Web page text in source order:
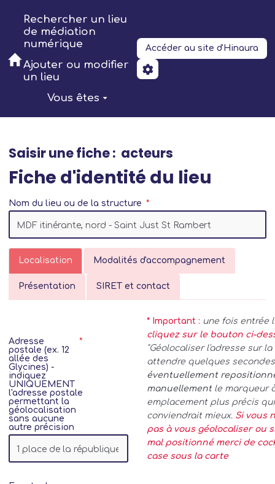
Aller au contenu principal
Rechercher un lieu
de médiation
numérique
Ajouter ou modifier
un lieu
Vous êtes
Accéder au site d'Hinaura
Saisir une fiche : acteurs
Fiche d'identité du lieu
Nom du lieu ou de la structure
Localisation Modalités d'accompagnement
Présentation SIRET et contact
Adresse
postale (ex. 12
allée des
Glycines) -
indiquez
UNIQUEMENT
l'adresse postale
permettant la
géolocalisation
sans aucune
autre précision
* Important : une fois entrée
cliquez sur le bouton ci-
"Géolocaliser l'adresse sur la
attendre quelques
éventuellement
manuellementle marqueur
emplacement plus précis
conviendrait mieux. Si vous
pas à vous géolocaliser ou
mal positionné merci de
case sous la carte